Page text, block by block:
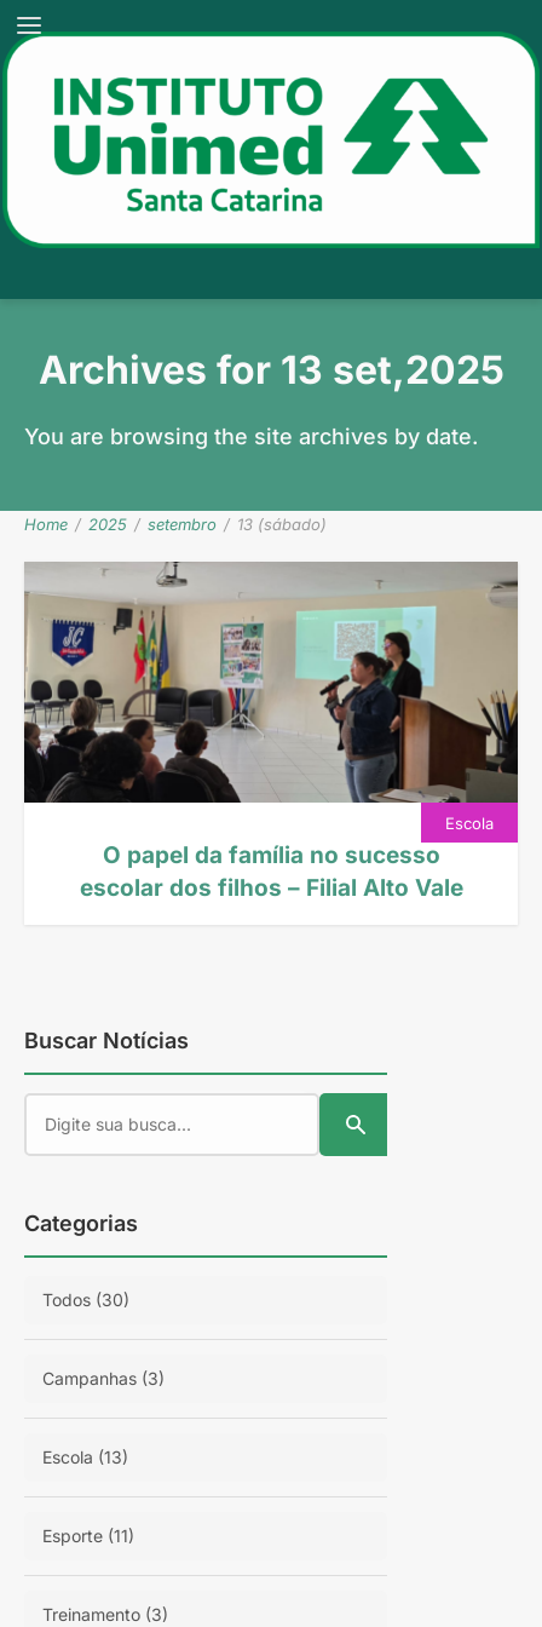
Archives for 13 set,2025
You are browsing the site archives by date.
Home / 2025 / setembro / 13 (sábado)
Escola
O papel da família no sucesso
escolar dos filhos – Filial Alto Vale
READ MORE
Buscar Notícias
Categorias
Todos (30)
Campanhas (3)
Escola (13)
Esporte (11)
Treinamento (3)